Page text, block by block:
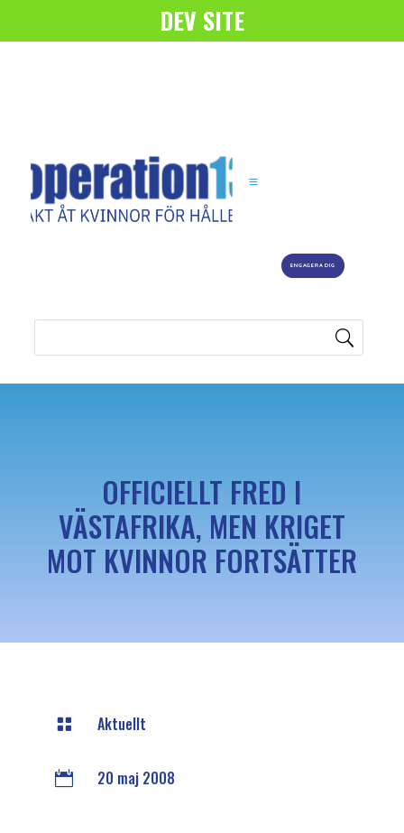
DEV SITE
ENGAGERA DIG
OFFICIELLT FRED I
VÄSTAFRIKA, MEN KRIGET
MOT KVINNOR FORTSÄTTER
 Aktuellt
 20 maj 2008